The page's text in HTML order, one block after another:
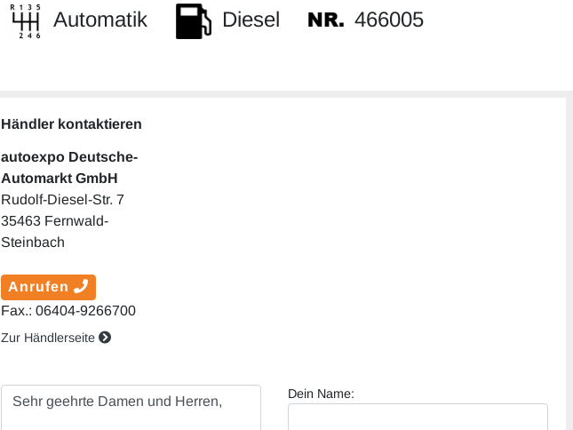
Automatik Diesel 466005
Händler kontaktieren
autoexpo Deutsche-
Automarkt GmbH
Rudolf-Diesel-Str. 7
35463 Fernwald-
Steinbach
Anrufen
Fax.: 06404-9266700
Zur Händlerseite
Dein Name: